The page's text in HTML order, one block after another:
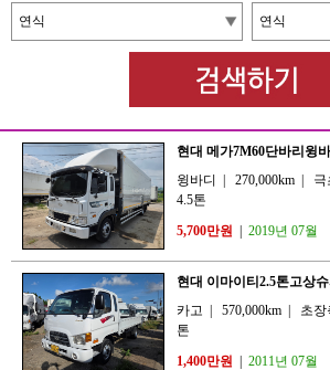
현대 메가7M60단바리윙
윙바디 | 270,000km | 극
4.5톤
5,700만원 | 2019년 07월
현대 이마이티2.5톤고상
카고 | 570,000km | 초장
톤
1,400만원 | 2011년 07월